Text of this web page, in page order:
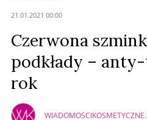
21.01.2021 00:00
Czerwona
podkłady –
rok